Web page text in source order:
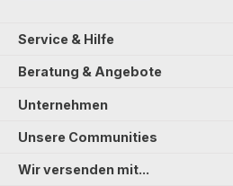
Service & Hilfe
Beratung & Angebote
Unternehmen
Unsere Communities
Wir versenden mit...